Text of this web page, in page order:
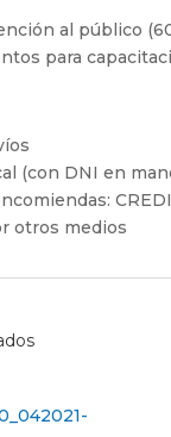
al público
para
(con DNI en
otros medios